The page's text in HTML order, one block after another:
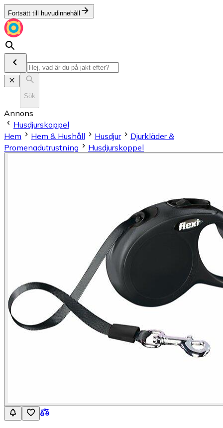
Fortsätt till huvudinnehåll
Sök
Annons
Husdjurskoppel
Hem
Hem & Hushåll Husdjur
Djurkläder &
Promenadutrustning
Husdjurskoppel